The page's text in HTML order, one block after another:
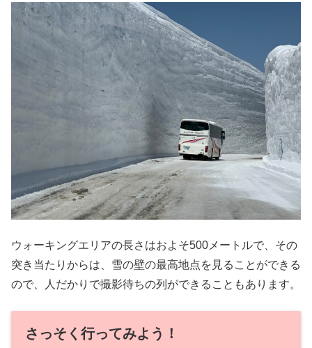
ウォーキングエリアの長さはおよそ500メートルで、その
突き当たりからは、雪の壁の最高地点を見ることができる
ので、人だかりで撮影待ちの列ができることもあります。
さっそく行ってみよう！